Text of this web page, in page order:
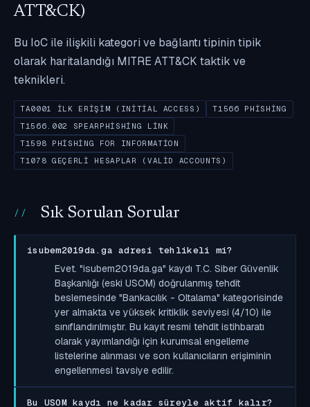
ATT&CK)
Bu IoC ile ilişkili kategori ve bağlantı tipinin tipik
olarak haritalandığı MITRE ATT&CK taktik ve
teknikleri.
TA0001 İLK ERIŞIM (INITIAL ACCESS)
T1566 PHISHING
T1566.002 SPEARPHISHING LINK
T1598 PHISHING FOR INFORMATION
T1078 GEÇERLI HESAPLAR (VALID ACCOUNTS)
Sık Sorulan Sorular
isubem2019da.ga adresi tehlikeli mi?
Evet. "isubem2019da.ga" kaydı T.C. Siber Güvenlik
Başkanlığı (eski USOM) doğrulanmış tehdit
beslemesinde "Bankacılık - Oltalama" kategorisinde
yer almakta ve yüksek kritiklik seviyesi (4/10) ile
sınıflandırılmıştır. Bu kayıt resmi tehdit istihbaratı
olarak yayımlandığı için kurumsal engelleme
listelerine alınması ve son kullanıcıların erişiminin
engellenmesi tavsiye edilir.
Bu USOM kaydı ne kadar süreyle aktif kalır?